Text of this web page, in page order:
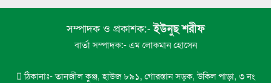
লাখো মানুষ
টেকনিশিয়ান নিহত
সম্পাদক ও প্রকাশক:-ইউনুছ শরীফ
বার্তা সম্পাদক:- এম লোকমান হোসেন
ঠিকানাঃ- তানজীল কুঞ্জ, হাউজ ৮৯১, গোরস্তান সড়ক, উকিল পাড়া, ৩ নং